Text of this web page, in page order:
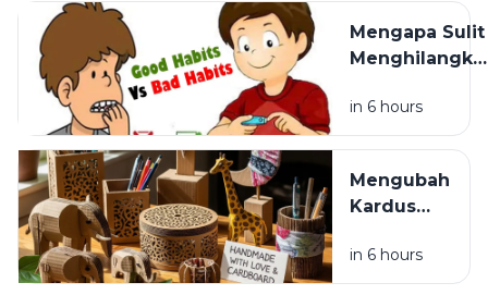
Mengapa Sulit
Buruk?
in 6 hours
Mengubah
Kardus
Menjadi
Kerajinan
in 6 hours